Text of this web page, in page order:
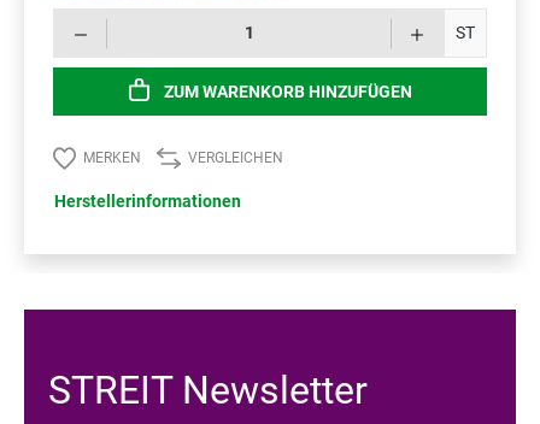
ST
ZUM WARENKORB HINZUFÜGEN
MERKEN VERGLEICHEN
Herstellerinformationen
STREIT Newsletter